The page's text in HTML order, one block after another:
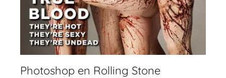
Photoshop en Rolling Stone